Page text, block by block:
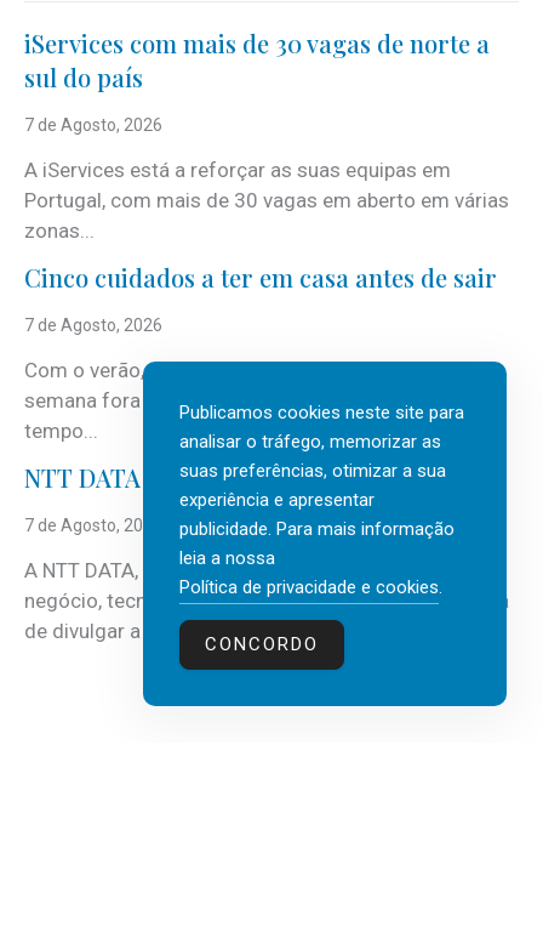
iServices com mais de 30 vagas de norte a
sul do país
7 de Agosto, 2026
A iServices está a reforçar as suas equipas em
Portugal, com mais de 30 vagas em aberto em várias
zonas...
Cinco cuidados a ter em casa antes de sair
7 de Agosto, 2026
Com o verão, chegam também as férias, os fins-de-
semana fora e os dias em que a casa fica mais
tempo...
NTT DATA Insurtech Global Outlook 2026
7 de Agosto, 2026
A NTT DATA, consultora global em serviços de
negócio, tecnologia e inteligência artificial (IA), acaba
de divulgar a mais recente...
Publicamos cookies neste site para
analisar o tráfego, memorizar as
suas preferências, otimizar a sua
experiência e apresentar
publicidade. Para mais informação
leia a nossa
Política de privacidade e cookies.
CONCORDO